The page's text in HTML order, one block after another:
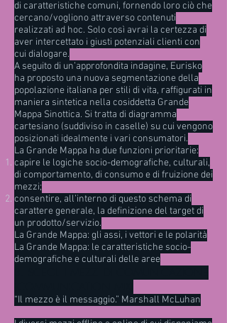
di caratteristiche comuni, fornendo loro ciò che
cercano/vogliono attraverso contenuti
realizzati ad hoc. Solo così avrai la certezza di
aver intercettato i giusti potenziali clienti con
cui dialogare.
A seguito di un’approfondita indagine, Eurisko
ha proposto una nuova segmentazione della
popolazione italiana per stili di vita, raffigurati in
maniera sintetica nella cosiddetta Grande
Mappa Sinottica. Si tratta di diagramma
cartesiano (suddiviso in caselle) su cui vengono
posizionati idealmente i vari consumatori.
La Grande Mappa ha due funzioni prioritarie:
capire le logiche socio-demografiche, culturali,
di comportamento, di consumo e di fruizione dei
mezzi;
consentire, all’interno di questo schema di
carattere generale, la definizione del target di
un prodotto/servizio.
La Grande Mappa: gli assi, i vettori e le polarità
La Grande Mappa: le caratteristiche socio-
demografiche e culturali delle aree
“Il mezzo è il messaggio.” Marshall McLuhan